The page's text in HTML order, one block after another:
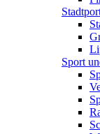
Sport